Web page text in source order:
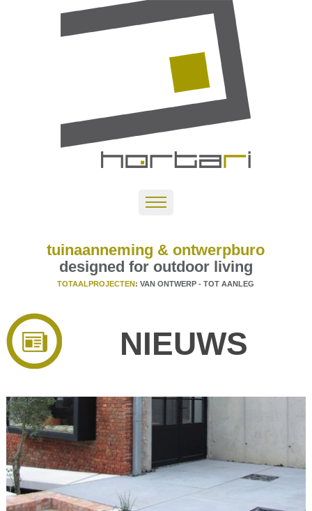
tuinaanneming & ontwerpburo
designed for outdoor living
TOTAALPROJECTEN: VAN ONTWERP - TOT AANLEG
NIEUWS